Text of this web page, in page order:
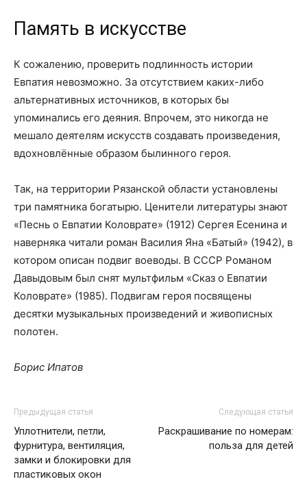
Память в искусстве
К сожалению, проверить подлинность истории
Евпатия невозможно. За отсутствием каких-либо
альтернативных источников, в которых бы
упоминались его деяния. Впрочем, это никогда не
мешало деятелям искусств создавать произведения,
вдохновлённые образом былинного героя.
Так, на территории Рязанской области установлены
три памятника богатырю. Ценители литературы знают
«Песнь о Евпатии Коловрате» (1912) Сергея Есенина и
наверняка читали роман Василия Яна «Батый» (1942), в
котором описан подвиг воеводы. В СССР Романом
Давыдовым был снят мультфильм «Сказ о Евпатии
Коловрате» (1985). Подвигам героя посвящены
десятки музыкальных произведений и живописных
полотен.
Борис Ипатов
Предыдущая статья
Уплотнители, петли,
фурнитура, вентиляция,
замки и блокировки для
пластиковых окон
Следующая статья
Раскрашивание по номерам:
польза для детей